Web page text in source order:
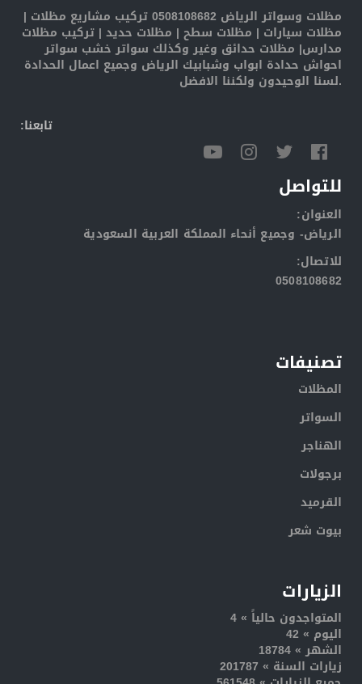
مظلات وسواتر الرياض 0508108682 تركيب مشاريع مظلات |
مظلات سيارات | مظلات سطح | مظلات حديد | تركيب مظلات
مدارس| مظلات حدائق وغير وكذلك سواتر خشب سواتر
احواش حدادة ابواب وشبابيك الرياض وجميع اعمال الحدادة
لسنا الوحيدون ولكننا الافضل.
:تابعنا
للتواصل
:العنوان
الرياض- وجميع أنحاء المملكة العربية السعودية
:للاتصال
0508108682
تصنيفات
المظلات
السواتر
الهناجر
برجولات
القرميد
بيوت شعر
الزيارات
المتواجدون حالياً » 4
اليوم » 42
الشهر » 18784
زيارات السنة » 201787